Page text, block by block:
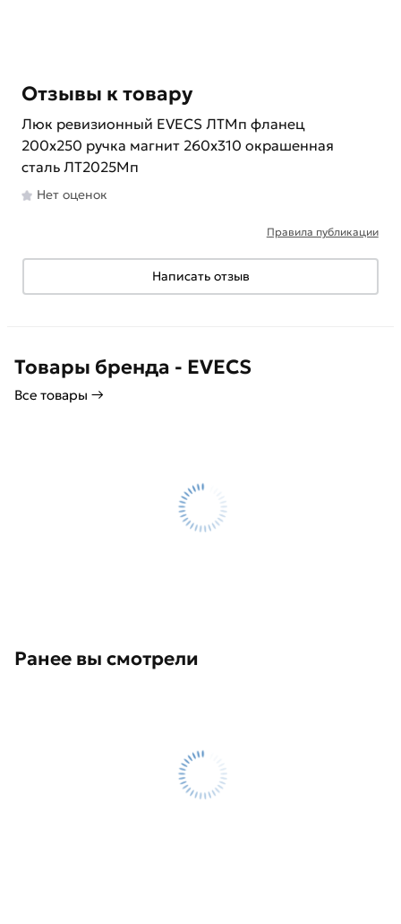
Отзывы к товару
Люк ревизионный EVECS ЛТМп фланец
200x250 ручка магнит 260x310 окрашенная
сталь ЛТ2025Мп
Нет оценок
Правила публикации
Написать отзыв
Товары бренда - EVECS
Все товары →
Ранее вы смотрели